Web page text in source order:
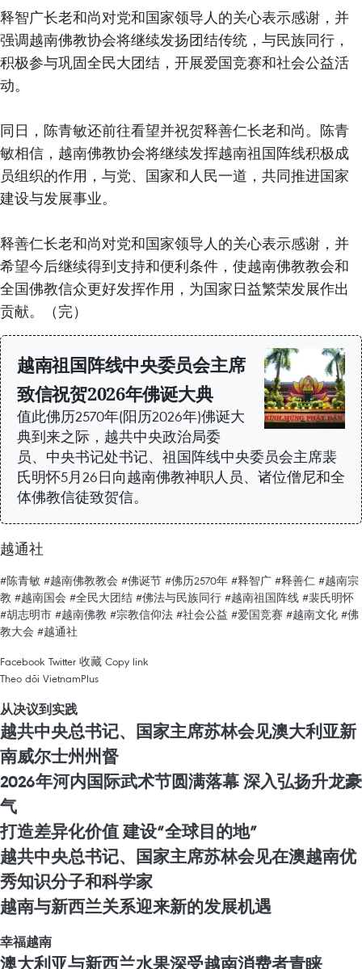
释智广长老和尚对党和国家领导人的关心表示感谢，并
强调越南佛教协会将继续发扬团结传统，与民族同行，
积极参与巩固全民大团结，开展爱国竞赛和社会公益活
动。
同日，陈青敏还前往看望并祝贺释善仁长老和尚。陈青
敏相信，越南佛教协会将继续发挥越南祖国阵线积极成
员组织的作用，与党、国家和人民一道，共同推进国家
建设与发展事业。
释善仁长老和尚对党和国家领导人的关心表示感谢，并
希望今后继续得到支持和便利条件，使越南佛教教会和
全国佛教信众更好发挥作用，为国家日益繁荣发展作出
贡献。（完）
越南祖国阵线中央委员会主席
致信祝贺2026年佛诞大典
值此佛历2570年(阳历2026年)佛诞大
典到来之际，越共中央政治局委
员、中央书记处书记、祖国阵线中央委员会主席裴
氏明怀5月26日向越南佛教神职人员、诸位僧尼和全
体佛教信徒致贺信。
越通社
#陈青敏 #越南佛教教会 #佛诞节 #佛历2570年 #释智广 #释善仁 #越南宗
教 #越南国会 #全民大团结 #佛法与民族同行 #越南祖国阵线 #裴氏明怀
#胡志明市 #越南佛教 #宗教信仰法 #社会公益 #爱国竞赛 #越南文化 #佛
教大会 #越通社
Facebook Twitter 收藏 Copy link
Theo dõi VietnamPlus
从决议到实践
越共中央总书记、国家主席苏林会见澳大利亚新
南威尔士州州督
2026年河内国际武术节圆满落幕 深入弘扬升龙豪
气
打造差异化价值 建设“全球目的地”
越共中央总书记、国家主席苏林会见在澳越南优
秀知识分子和科学家
越南与新西兰关系迎来新的发展机遇
幸福越南
澳大利亚与新西兰水果深受越南消费者青睐